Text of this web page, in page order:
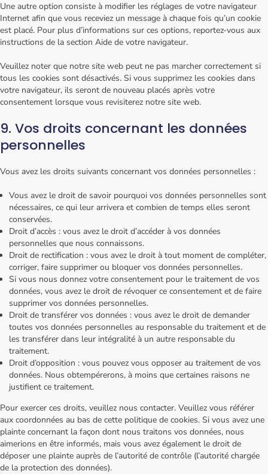
Une autre option consiste à modifier les réglages de votre navigateur
Internet afin que vous receviez un message à chaque fois qu’un cookie
est placé. Pour plus d’informations sur ces options, reportez-vous aux
instructions de la section Aide de votre navigateur.
Veuillez noter que notre site web peut ne pas marcher correctement si
tous les cookies sont désactivés. Si vous supprimez les cookies dans
votre navigateur, ils seront de nouveau placés après votre
consentement lorsque vous revisiterez notre site web.
9. Vos droits concernant les données
personnelles
Vous avez les droits suivants concernant vos données personnelles :
Vous avez le droit de savoir pourquoi vos données personnelles sont
nécessaires, ce qui leur arrivera et combien de temps elles seront
conservées.
Droit d’accès : vous avez le droit d’accéder à vos données
personnelles que nous connaissons.
Droit de rectification : vous avez le droit à tout moment de compléter,
corriger, faire supprimer ou bloquer vos données personnelles.
Si vous nous donnez votre consentement pour le traitement de vos
données, vous avez le droit de révoquer ce consentement et de faire
supprimer vos données personnelles.
Droit de transférer vos données : vous avez le droit de demander
toutes vos données personnelles au responsable du traitement et de
les transférer dans leur intégralité à un autre responsable du
traitement.
Droit d’opposition : vous pouvez vous opposer au traitement de vos
données. Nous obtempérerons, à moins que certaines raisons ne
justifient ce traitement.
Pour exercer ces droits, veuillez nous contacter. Veuillez vous référer
aux coordonnées au bas de cette politique de cookies. Si vous avez une
plainte concernant la façon dont nous traitons vos données, nous
aimerions en être informés, mais vous avez également le droit de
déposer une plainte auprès de l’autorité de contrôle (l’autorité chargée
de la protection des données).